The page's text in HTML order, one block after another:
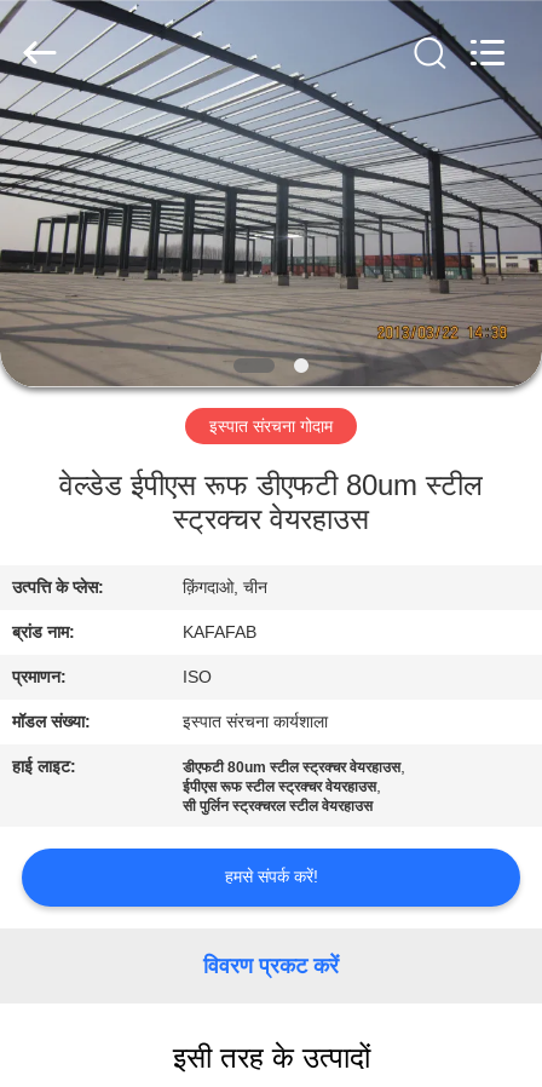
घर
उत्पाद
वीडियो
वीआर
शो
हमारे
कारखाने
का
दौरा
नियंत्रण
हमसे
Qingdao
KaFa
Fabrication
Ltd..
All
Rights
Reserved.
इस्पात संरचना गोदाम
वेल्डेड ईपीएस रूफ डीएफटी 80um स्टील
स्ट्रक्चर वेयरहाउस
उत्पत्ति के प्लेस: क़िंगदाओ, चीन
ब्रांड नाम: KAFAFAB
प्रमाणन: ISO
मॉडल संख्या: इस्पात संरचना कार्यशाला
हाई लाइट: डीएफटी 80um स्टील स्ट्रक्चर वेयरहाउस,
ईपीएस रूफ स्टील स्ट्रक्चर वेयरहाउस,
सी पुर्लिन स्ट्रक्चरल स्टील वेयरहाउस
हमसे संपर्क करें!
विवरण प्रकट करें
इसी तरह के उत्पादों